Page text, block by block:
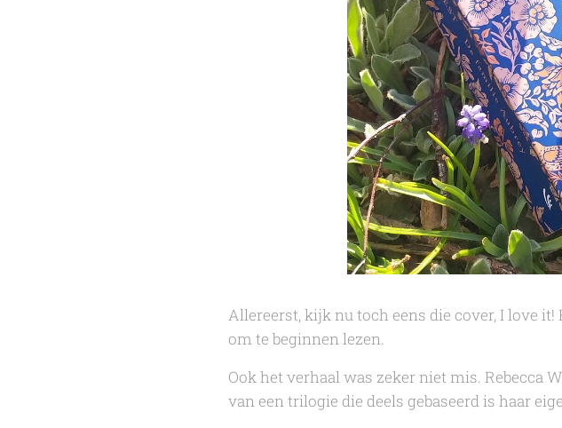
Allereerst, kijk nu toch eens die cover, I love
om te beginnen lezen.
Ook het verhaal was zeker niet mis. Rebecca
van een trilogie die deels gebaseerd is haar